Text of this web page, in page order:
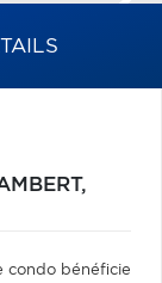
condo bénéficie